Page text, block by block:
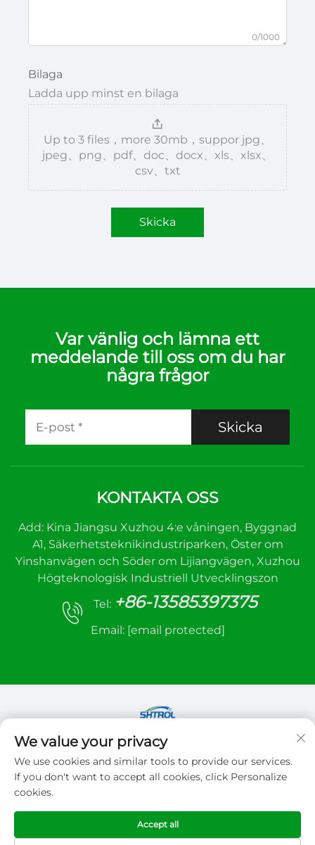
0/1000
Bilaga
Ladda upp minst en bilaga
Up to 3 files，more 30mb，suppor jpg、
jpeg、png、pdf、doc、docx、xls、xlsx、
csv、txt
Skicka
Var vänlig och lämna ett
meddelande till oss om du har
några frågor
Skicka
KONTAKTA OSS
Add: Kina Jiangsu Xuzhou 4:e våningen, Byggnad
A1, Säkerhetsteknikindustriparken, Öster om
Yinshanvägen och Söder om Lijiangvägen, Xuzhou
Högteknologisk Industriell Utvecklingszon
Tel: +86-13585397375
Email: [email protected]
Copyright © 2026 Xuzhou sanhe automatic
control equipment Co.,LTD. Alla rättigheter
förbehållna
We value your privacy
We use cookies and similar tools to provide our services.
If you don't want to accept all cookies, click Personalize
cookies.
Accept all